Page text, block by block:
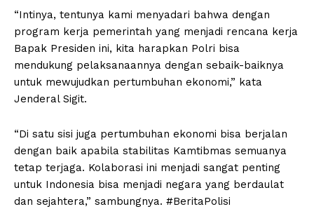
“Intinya, tentunya kami menyadari bahwa dengan
program kerja pemerintah yang menjadi rencana kerja
Bapak Presiden ini, kita harapkan Polri bisa
mendukung pelaksanaannya dengan sebaik-baiknya
untuk mewujudkan pertumbuhan ekonomi,” kata
Jenderal Sigit.
“Di satu sisi juga pertumbuhan ekonomi bisa berjalan
dengan baik apabila stabilitas Kamtibmas semuanya
tetap terjaga. Kolaborasi ini menjadi sangat penting
untuk Indonesia bisa menjadi negara yang berdaulat
dan sejahtera,” sambungnya. #BeritaPolisi